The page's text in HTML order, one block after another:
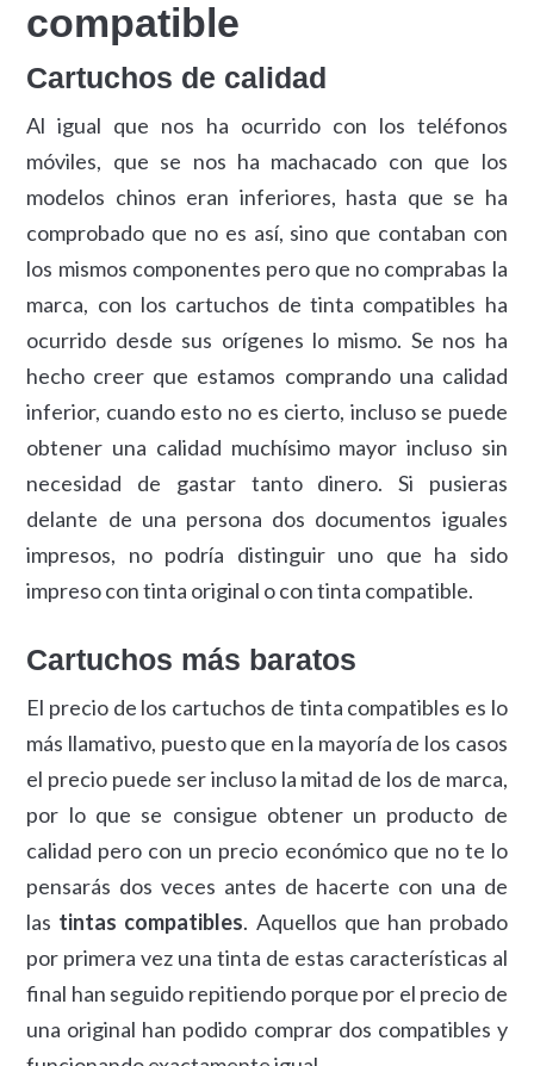
compatible
Cartuchos de calidad
Al igual que nos ha ocurrido con los teléfonos
móviles, que se nos ha machacado con que los
modelos chinos eran inferiores, hasta que se ha
comprobado que no es así, sino que contaban con
los mismos componentes pero que no comprabas la
marca, con los cartuchos de tinta compatibles ha
ocurrido desde sus orígenes lo mismo. Se nos ha
hecho creer que estamos comprando una calidad
inferior, cuando esto no es cierto, incluso se puede
obtener una calidad muchísimo mayor incluso sin
necesidad de gastar tanto dinero. Si pusieras
delante de una persona dos documentos iguales
impresos, no podría distinguir uno que ha sido
impreso con tinta original o con tinta compatible.
Cartuchos más baratos
El precio de los cartuchos de tinta compatibles es lo
más llamativo, puesto que en la mayoría de los casos
el precio puede ser incluso la mitad de los de marca,
por lo que se consigue obtener un producto de
calidad pero con un precio económico que no te lo
pensarás dos veces antes de hacerte con una de
las tintas compatibles. Aquellos que han probado
por primera vez una tinta de estas características al
final han seguido repitiendo porque por el precio de
una original han podido comprar dos compatibles y